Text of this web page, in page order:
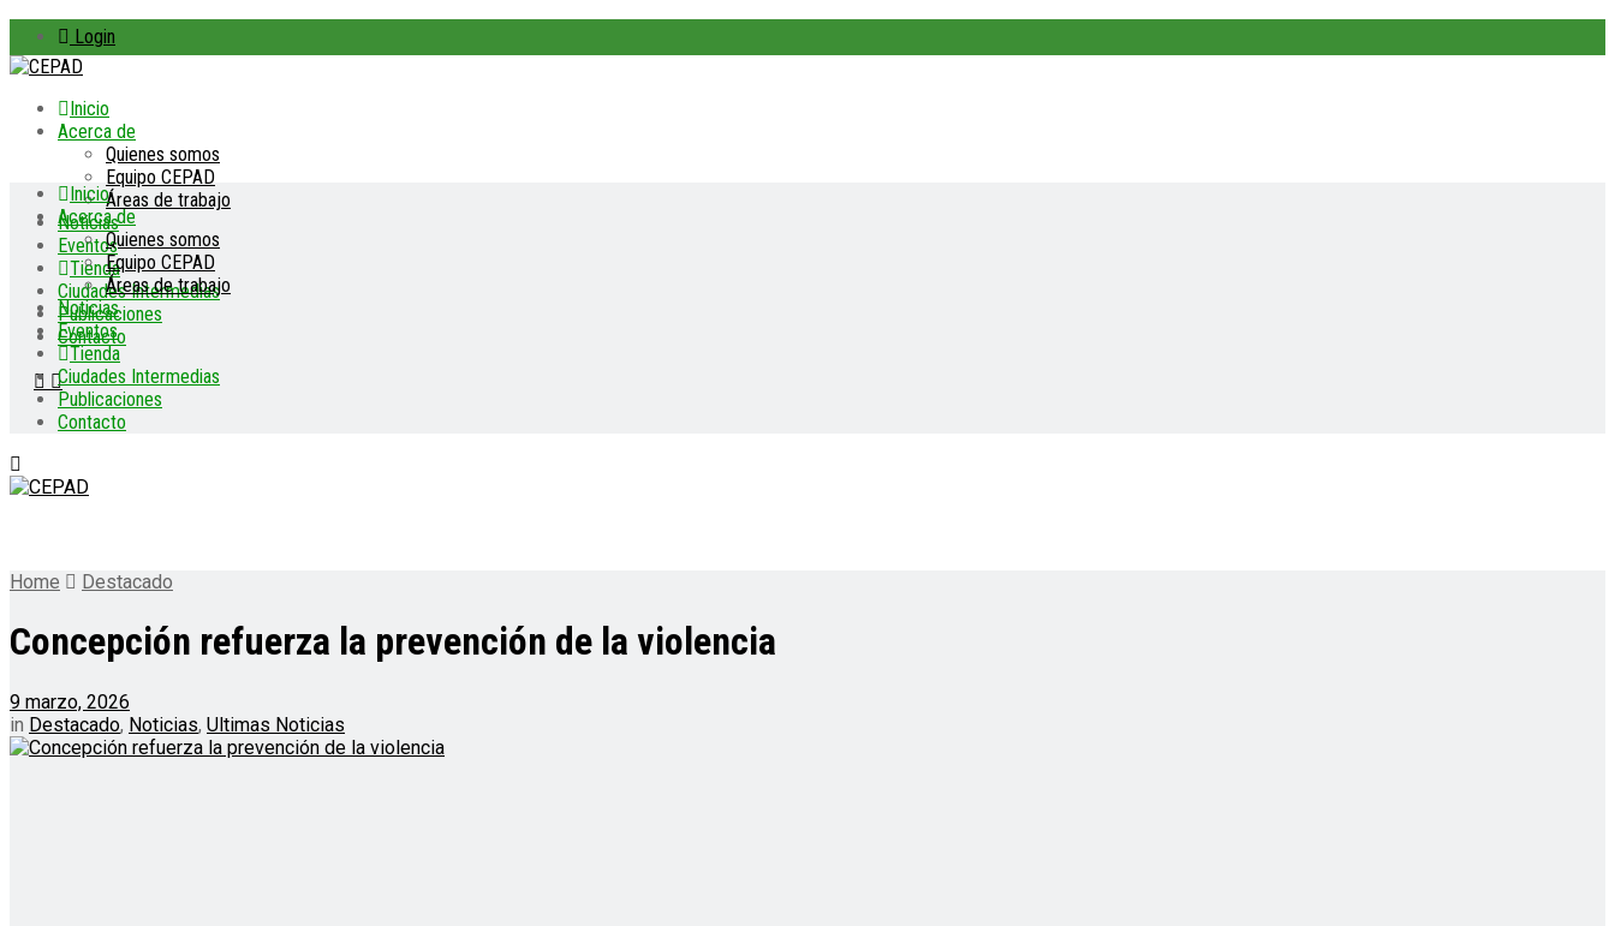
Login
Inicio
Acerca de
Quienes somos
Equipo CEPAD
Áreas de trabajo
Noticias
Eventos
Tienda
Ciudades Intermedias
Publicaciones
Contacto
Inicio
Acerca de
Quienes somos
Equipo CEPAD
Áreas de trabajo
Noticias
Eventos
Tienda
Ciudades Intermedias
Publicaciones
Contacto
Home Destacado
Concepción refuerza la prevención de la violencia
9 marzo, 2026
in Destacado, Noticias, Ultimas Noticias